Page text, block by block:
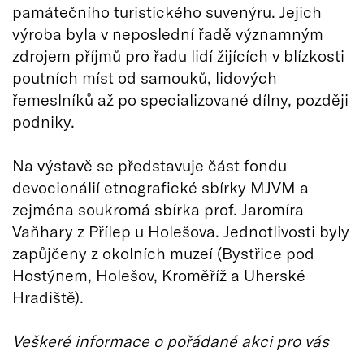
památečního turistického suvenýru. Jejich
výroba byla v neposlední řadě významným
zdrojem příjmů pro řadu lidí žijících v blízkosti
poutních míst od samouků, lidových
řemeslníků až po specializované dílny, později
podniky.
Na výstavě se představuje část fondu
devocionálií etnografické sbírky MJVM a
zejména soukromá sbírka prof. Jaromíra
Vaňhary z Přílep u Holešova. Jednotlivosti byly
zapůjčeny z okolních muzeí (Bystřice pod
Hostýnem, Holešov, Kroměříž a Uherské
Hradiště).
Veškeré informace o pořádané akci pro vás